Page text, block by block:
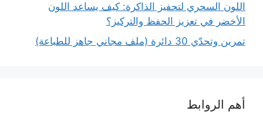
اللون السحري لتحفيز الذاكرة: كيف يساعد اللون
الأخضر في تعزيز الحفظ والتركيز؟
تمرين وتحدّي 30 دائرة (ملف مجاني جاهز للطباعة)
أهم الروابط